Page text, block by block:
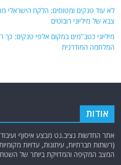
לא עוד טנקים ומטוסים: הלקח
צבא של מיליוני רובוטים
מיליוני כטב"מים במקום אלפי טנקים:
המלחמה המודרנית
אודות
אתר החדשות נציב.נט מבצע איסוף
(רשתות חברתיות, עיתונות, עדויות
המצב המקיפה והמדויקת ביותר של